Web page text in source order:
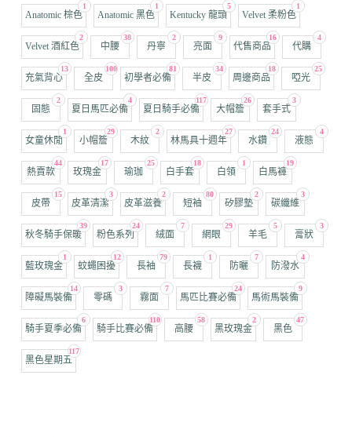
1
Anatomic 棕色
1
Anatomic 黑色
5
Kentucky 龍頭
1
Velvet 柔粉色
2
Velvet 酒紅色
38
中腰
2
丹寧
9
亮面
16
代售商品
4
代購
13
充氣背心
100
全皮
81
初學者必備
34
半皮
18
周邊商品
25
啞光
2
固態
4
夏日馬匹必備
117
夏日騎手必備
26
大帽簷
3
套手式
1
女童休閒
29
小帽簷
2
木紋
27
林馬具十週年
24
水鑽
4
液態
44
熱賣款
17
玫瑰金
25
瑜珈
18
白手套
1
白領
19
白馬褲
15
皮帶
3
皮革清潔
2
皮革滋養
80
短袖
2
矽膠墊
3
碳纖維
39
秋冬騎手保暖
24
粉色系列
7
絨面
29
網眼
5
羊毛
3
膏狀
1
藍玫瑰金
12
蚊蠅困擾
79
長袖
1
長襪
7
防曬
4
防潑水
14
障礙馬裝備
3
零碼
7
霧面
24
馬匹比賽必備
9
馬術馬裝備
6
騎手夏季必備
110
騎手比賽必備
58
高腰
2
黑玫瑰金
47
黑色
117
黑色星期五